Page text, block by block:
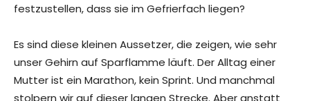
festzustellen, dass sie im Gefrierfach liegen?
Es sind diese kleinen Aussetzer, die zeigen, wie sehr
unser Gehirn auf Sparflamme läuft. Der Alltag einer
Mutter ist ein Marathon, kein Sprint. Und manchmal
stolpern wir auf dieser langen Strecke. Aber anstatt